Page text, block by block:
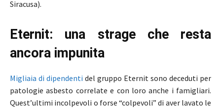
Siracusa).
Eternit: una strage che resta
ancora impunita
Migliaia di dipendenti del gruppo Eternit sono deceduti per
patologie asbesto correlate e con loro anche i famigliari.
Quest’ultimi incolpevoli o forse “colpevoli” di aver lavato le